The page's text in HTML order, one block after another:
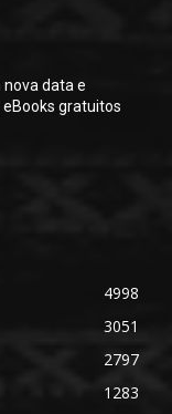
nova data e
gratuitos
4998
3051
2797
1283